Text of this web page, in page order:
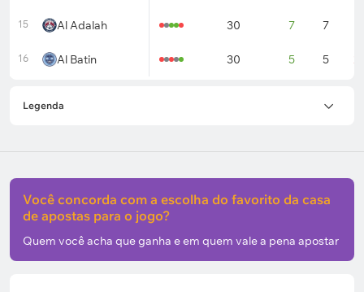
15 Al Adalah 30 7 7
16 Al Batin 30 5 5
Legenda
Você concorda com a escolha do favorito da casa
de apostas para o jogo?
Quem você acha que ganha e em quem vale a pena apostar